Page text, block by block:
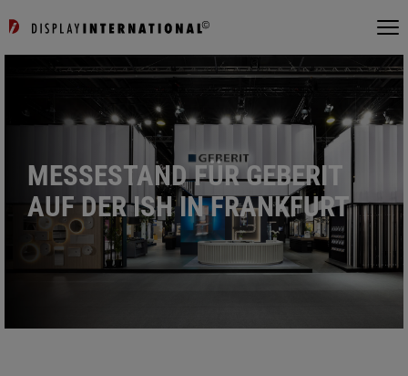
MESSESTAND FÜR GEBERIT
AUF DER ISH IN FRANKFURT